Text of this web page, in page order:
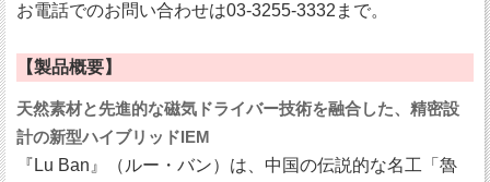
お電話でのお問い合わせは03-3255-3332まで。
【製品概要】
天然素材と先進的な磁気ドライバー技術を融合した、精密設
計の新型ハイブリッドIEM
『Lu Ban』（ルー・バン）は、中国の伝説的な名工「魯